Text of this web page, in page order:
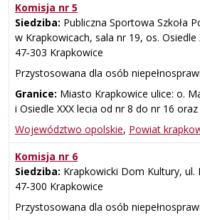
Komisja nr 5
Siedziba: Publiczna Sportowa Szkoła
w Krapkowicach, sala nr 19, os. Osiedle
47‑303 Krapkowice
Przystosowana dla osób
Granice: Miasto Krapkowice ulice: o.
i Osiedle XXX lecia od nr 8 do nr 16
Województwo opolskie, Powiat
Komisja nr 6
Siedziba: Krapkowicki Dom Kultury, ul.
47‑300 Krapkowice
Przystosowana dla osób